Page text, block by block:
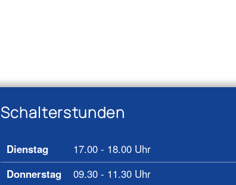
Schalterstunden
Dienstag
17.00 - 18.00 Uhr
Donnerstag
09.30 - 11.30 Uhr